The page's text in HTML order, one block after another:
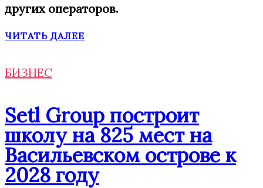
других операторов.
ЧИТАТЬ ДАЛЕЕ
БИЗНЕС
Setl Group построит
школу на 825 мест на
Васильевском острове к
2028 году